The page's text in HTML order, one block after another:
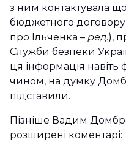
з ним контактувала
бюджетного
про Ільченка – ред.),
Служби безпеки
ця інформація навіть
чином, на думку
підставили.
Пізніше Вадим
розширені коментарі: